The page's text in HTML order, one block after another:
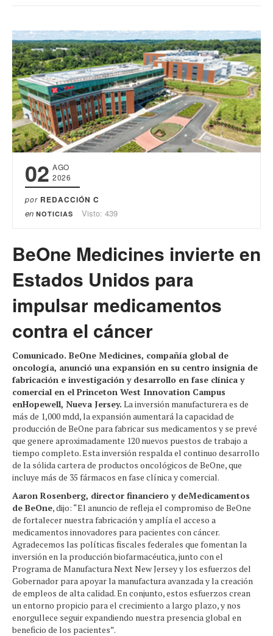
02 AGO
2026
por REDACCIÓN C
en NOTICIAS Visto: 439
BeOne Medicines invierte en
Estados Unidos para
impulsar medicamentos
contra el cáncer
Comunicado. BeOne Medicines, compañía global de
oncología, anunció una expansión en su centro insignia de
fabricación e investigación y desarrollo en fase clínica y
comercial en el Princeton West Innovation Campus
enHopewell, Nueva Jersey. La inversión manufacturera es de
más de 1,000 mdd, la expansión aumentará la capacidad de
producción de BeOne para fabricar sus medicamentos y se prevé
que genere aproximadamente 120 nuevos puestos de trabajo a
tiempo completo. Esta inversión respalda el continuo desarrollo
de la sólida cartera de productos oncológicos de BeOne, que
incluye más de 35 fármacos en fase clínica y comercial.
Aaron Rosenberg, director financiero y deMedicamentos
de BeOne, dijo: “El anuncio de refleja el compromiso de BeOne
de fortalecer nuestra fabricación y amplía el acceso a
medicamentos innovadores para pacientes con cáncer.
Agradecemos las políticas fiscales federales que fomentan la
inversión en la producción biofarmacéutica, junto con el
Programa de Manufactura Next New Jersey y los esfuerzos del
Gobernador para apoyar la manufactura avanzada y la creación
de empleos de alta calidad. En conjunto, estos esfuerzos crean
un entorno propicio para el crecimiento a largo plazo, y nos
enorgullece seguir expandiendo nuestra presencia global en
beneficio de los pacientes”.